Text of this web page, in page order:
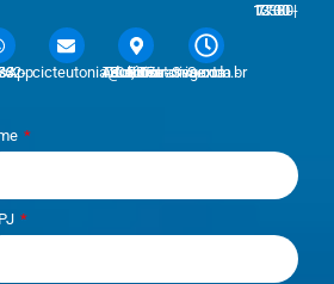
WhatsAppcicteutonia@cicteutonia.com.br
Rua Um Sul, 77 - Centro Administrativo Teutônia - RS Segunda - Sexta
7:30 - 12:00 | 13:30 - 17:30